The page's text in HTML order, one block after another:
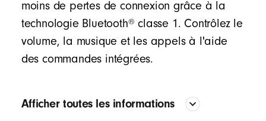
moins de pertes de connexion grâce à la
technologie Bluetooth® classe 1. Contrôlez le
volume, la musique et les appels à l'aide
des commandes intégrées.
Afficher toutes les informations